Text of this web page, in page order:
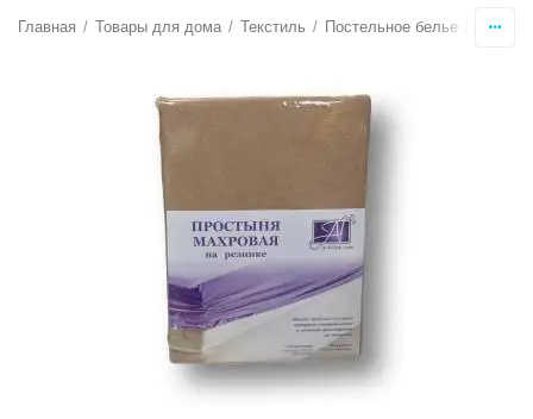
Главная / Товары для дома / Текстиль / Постельное белье